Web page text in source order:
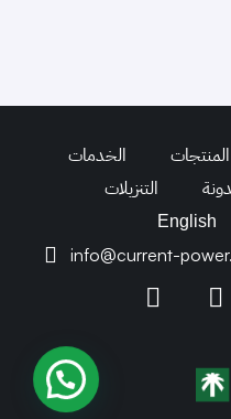
المنتجات
الخدمات
التنزيلات
English
info@current-